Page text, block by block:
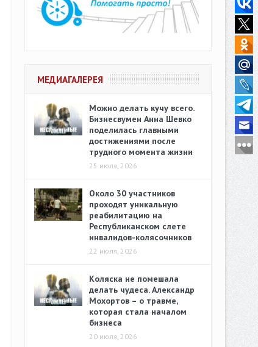
МЕДИАГАЛЕРЕЯ
Можно делать кучу всего.
Бизнесвумен Анна Шевко
поделилась главными
достижениями после
трудного момента жизни
25 июля, 2026
Около 30 участников
проходят уникальную
реабилитацию на
Республиканском слете
инвалидов-колясочников
22 июля, 2026
Коляска не помешала
делать чудеса. Александр
Мохортов – о травме,
которая стала началом
бизнеса
20 июля, 2026